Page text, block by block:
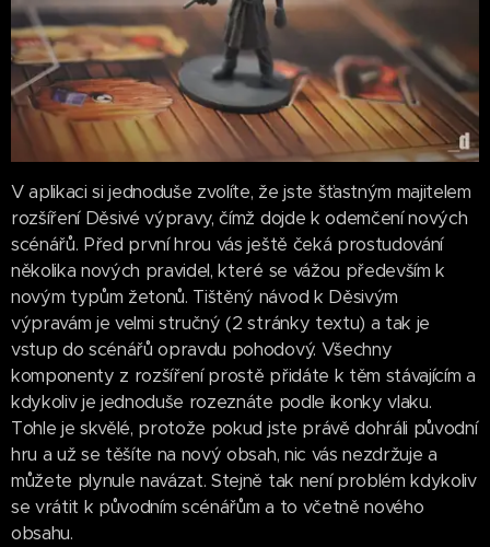
V aplikaci si jednoduše zvolíte, že jste šťastným majitelem
rozšíření Děsivé výpravy, čímž dojde k odemčení nových
scénářů. Před první hrou vás ještě čeká prostudování
několika nových pravidel, které se vážou především k
novým typům žetonů. Tištěný návod k Děsivým
výpravám je velmi stručný (2 stránky textu) a tak je
vstup do scénářů opravdu pohodový. Všechny
komponenty z rozšíření prostě přidáte k těm stávajícím a
kdykoliv je jednoduše rozeznáte podle ikonky vlaku.
Tohle je skvělé, protože pokud jste právě dohráli původní
hru a už se těšíte na nový obsah, nic vás nezdržuje a
můžete plynule navázat. Stejně tak není problém kdykoliv
se vrátit k původním scénářům a to včetně nového
obsahu.